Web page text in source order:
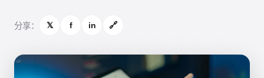
分享： 𝕏 f in 🔗